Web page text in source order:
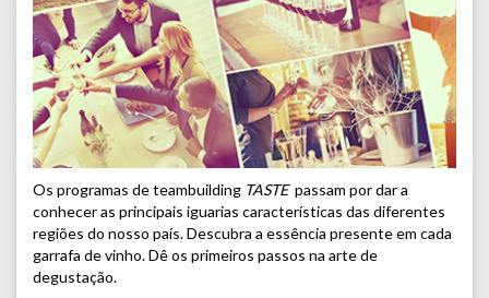
Os programas de teambuilding TASTE passam por dar a
conhecer as principais iguarias características das diferentes
regiões do nosso país. Descubra a essência presente em cada
garrafa de vinho. Dê os primeiros passos na arte de
degustação.